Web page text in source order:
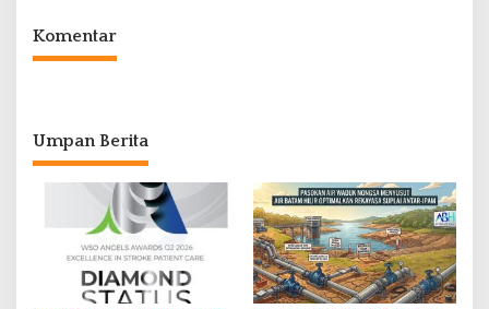
Komentar
Umpan Berita